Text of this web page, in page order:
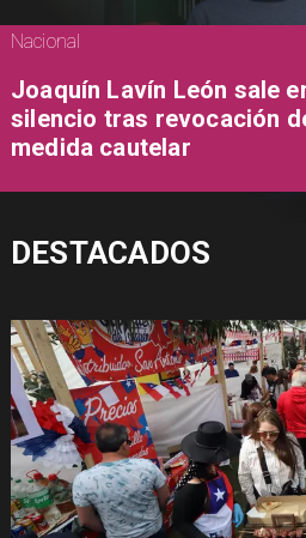
Nacional
Joaquín Lavín León sale
silencio tras revocación
medida cautelar
DESTACADOS